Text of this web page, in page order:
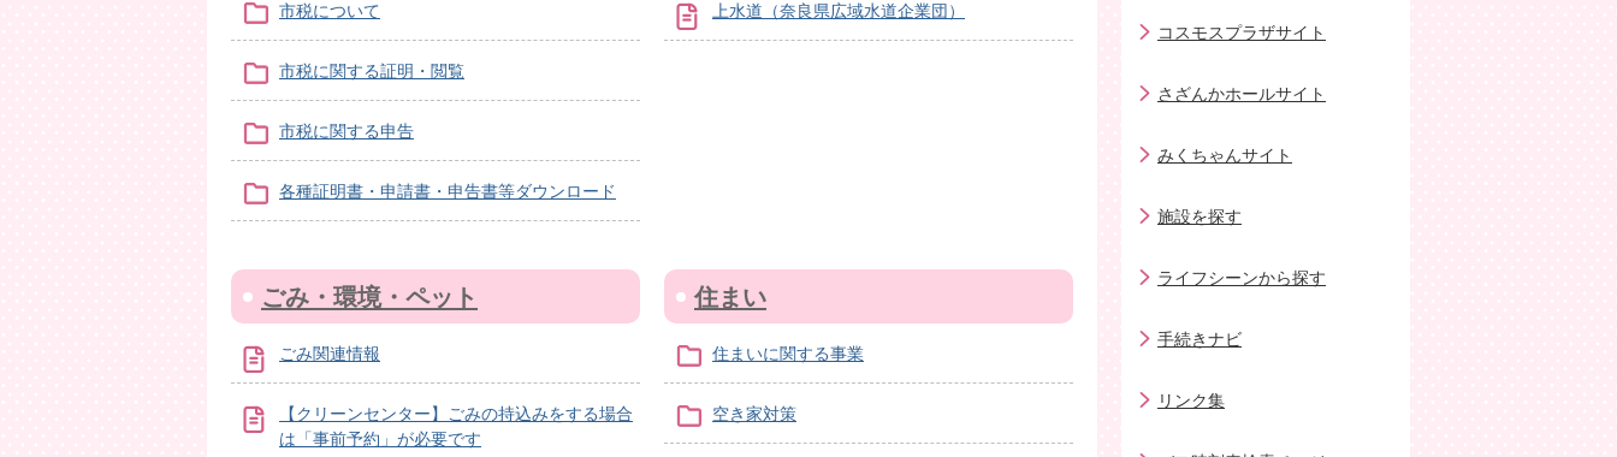
市税について
市税に関する証明・閲覧
市税に関する申告
各種証明書・申請書・申告書等ダウンロード
上水道（奈良県広域水道企業団）
ごみ・環境・ペット
ごみ関連情報
【クリーンセンター】ごみの持込みをする場合
は「事前予約」が必要です
住まい
住まいに関する事業
空き家対策
コスモスプラザサイト
さざんかホールサイト
みくちゃんサイト
施設を探す
ライフシーンから探す
手続きナビ
リンク集